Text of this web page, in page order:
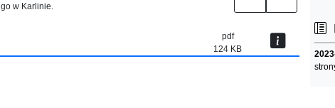
w Karlinie.
pdf
124 KB